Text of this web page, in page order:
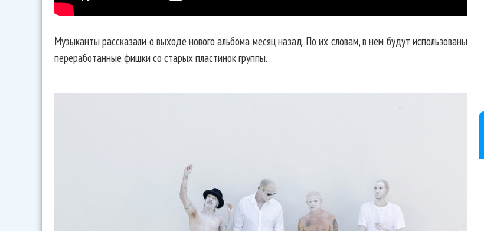
Музыканты рассказали о выходе нового альбома месяц назад. По их словам, в нем будут использованы
переработанные фишки со старых пластинок группы.